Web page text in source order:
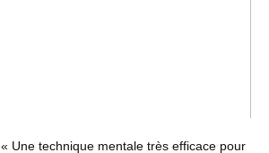
« Une technique mentale très efficace pour